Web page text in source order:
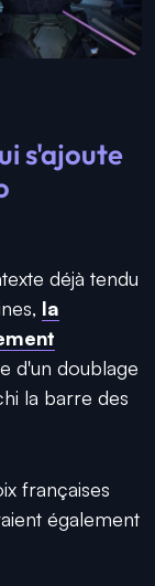
s'ajoute
déjà tendu
la
d'un doublage
la barre des
françaises
également